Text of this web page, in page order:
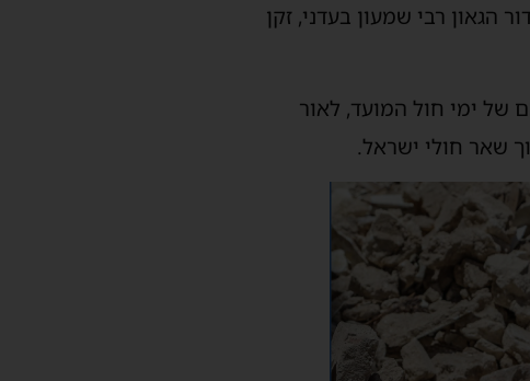
הגאון רבי שמעון בעדני, זקן
של ימי חול המועד, לאור
שאר חולי ישראל.